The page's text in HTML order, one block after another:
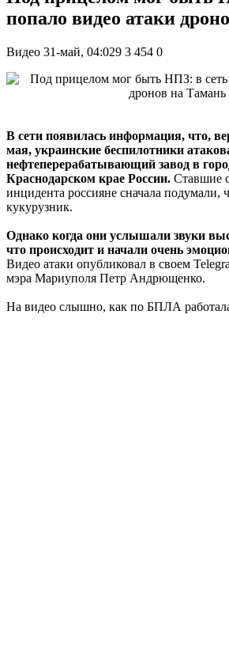
попало видео атаки
Видео 31-май, 04:029 3 454 0
В сети появилась информация, что,
мая, украинские беспилотники
нефтеперерабатывающий завод в
Краснодарском крае России. Ставшие
инцидента россияне сначала подумали,
кукурузник.
Однако когда они услышали звуки
что происходит и начали очень
Видео атаки опубликовал в своем
мэра Мариуполя Петр Андрющенко.
На видео слышно, как по БПЛА